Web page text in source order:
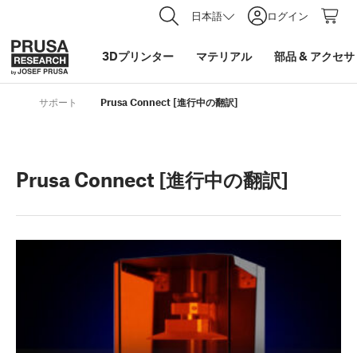
日本語 ログイン
3Dプリンター マテリアル 部品& アクセ
サポート Prusa Connect [進行中の翻訳]
Prusa Connect [進行中の翻訳]